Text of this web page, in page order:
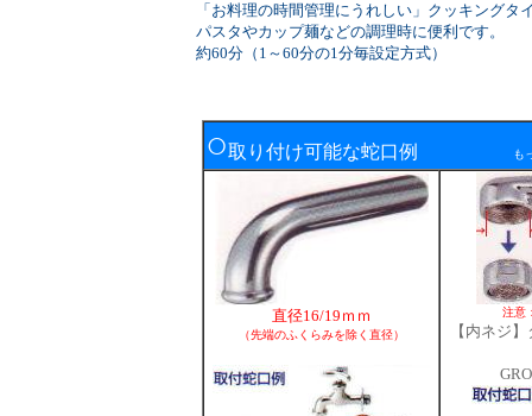
「お料理の時間管理にうれしい」クッキング
パスタやカップ麺などの調理時に便利です。
約60分（1～60分の1分毎設定方式）
○取り付け可能な蛇口例 も
直径16/19ｍｍ
（先端のふくらみを除く直径）
注意
【内ネジ